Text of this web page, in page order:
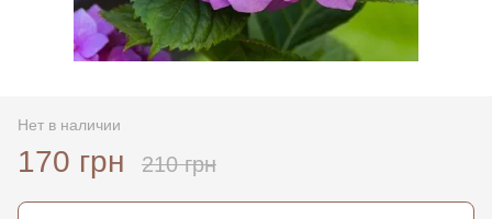
Нет в наличии
170 грн 210 грн